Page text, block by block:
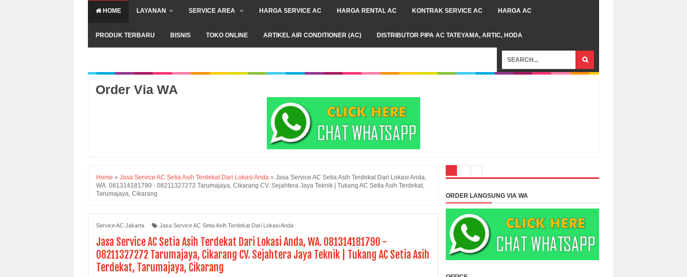
HOME LAYANAN SERVICE AREA HARGA SERVICE AC HARGA RENTAL AC KONTRAK SERVICE AC HARGA AC
PRODUK TERBARU BISNIS TOKO ONLINE ARTIKEL AIR CONDITIONER (AC) DISTRIBUTOR PIPA AC TATEYAMA, ARTIC, HODA
Order Via WA
Home » Jasa Service AC Setia Asih Terdekat Dari Lokasi Anda » Jasa Service AC Setia Asih Terdekat Dari Lokasi Anda,
WA. 081314181790 - 08211327272 Tarumajaya, Cikarang CV. Sejahtera Jaya Teknik | Tukang AC Setia Asih Terdekat,
Tarumajaya, Cikarang
Service AC Jakarta Jasa Service AC Setia Asih Terdekat Dari Lokasi Anda
Jasa Service AC Setia Asih Terdekat Dari Lokasi Anda, WA. 081314181790 -
08211327272 Tarumajaya, Cikarang CV. Sejahtera Jaya Teknik | Tukang AC Setia Asih
Terdekat, Tarumajaya, Cikarang
ORDER LANGSUNG VIA WA